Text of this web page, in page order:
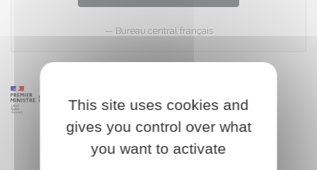
Bureau central français
This site uses cookies and
gives you control over what
you want to activate